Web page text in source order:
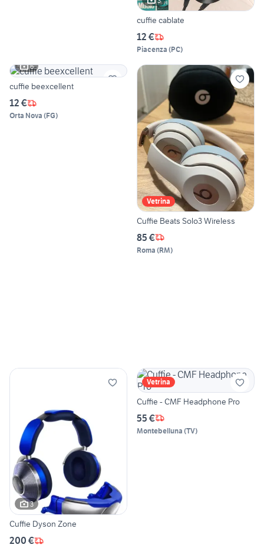
cuffie cablate
12 €
Piacenza (PC)
6
cuffie beexcellent
12 €
Orta Nova (FG)
Vetrina
Cuffie Beats Solo3 Wireless
85 €
Roma (RM)
3
Cuffie Dyson Zone
200 €
Vetrina
Cuffie - CMF Headphone Pro
55 €
Montebelluna (TV)